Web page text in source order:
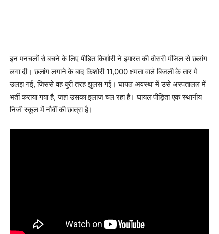
इन मनचलों से बचने के लिए पीड़ित किशोरी ने इमारत की तीसरी मंजिल से छलांग
लगा दी। छलांग लगाने के बाद किशोरी 11,000 क्षमता वाले बिजली के तार में
उलझ गई, जिससे वह बुरी तरह झुलस गई। घायल अवस्था में उसे अस्पतालल में
भर्ती कराया गया है, जहां उसका इलाज चल रहा है। घायल पीड़िता एक स्थानीय
निजी स्कूल में नौवीं की छात्रा है।